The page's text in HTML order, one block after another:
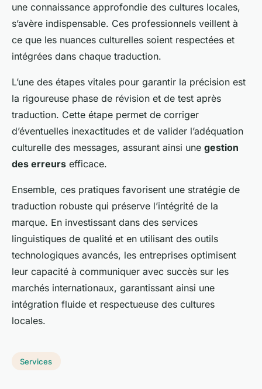
une connaissance approfondie des cultures locales,
s’avère indispensable. Ces professionnels veillent à
ce que les nuances culturelles soient respectées et
intégrées dans chaque traduction.
L’une des étapes vitales pour garantir la précision est
la rigoureuse phase de révision et de test après
traduction. Cette étape permet de corriger
d’éventuelles inexactitudes et de valider l’adéquation
culturelle des messages, assurant ainsi une gestion
des erreurs efficace.
Ensemble, ces pratiques favorisent une stratégie de
traduction robuste qui préserve l’intégrité de la
marque. En investissant dans des services
linguistiques de qualité et en utilisant des outils
technologiques avancés, les entreprises optimisent
leur capacité à communiquer avec succès sur les
marchés internationaux, garantissant ainsi une
intégration fluide et respectueuse des cultures
locales.
Services